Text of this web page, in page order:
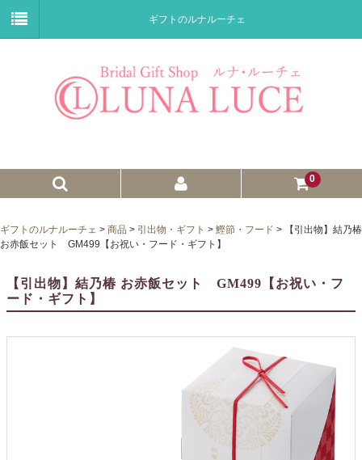
ギフトのルナルーチェ
0
プチギフト
ウェイトドール
子育て卒業証書
ギフトのルナルーチェ > 商品 > 引出物・ギフト > 鰹節・フード >
【引出物】結乃椿
お赤飯セット GM499【お祝い・フード・ギフト】
【引出物】結乃椿 お赤飯セット GM499【お祝い・フ
ード・ギフト】